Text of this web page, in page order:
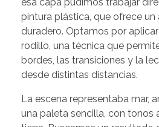
esa capa pudimos trabajar
pintura plástica, que ofrece
duradero. Optamos por
rodillo, una técnica que
bordes, las transiciones y la
desde distintas distancias.
La escena representaba mar,
una paleta sencilla, con tonos